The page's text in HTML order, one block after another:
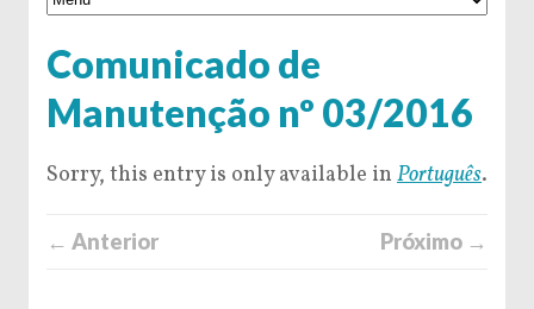
Comunicado de
Manutenção nº 03/2016
Sorry, this entry is only available in Português.
← Anterior Próximo →